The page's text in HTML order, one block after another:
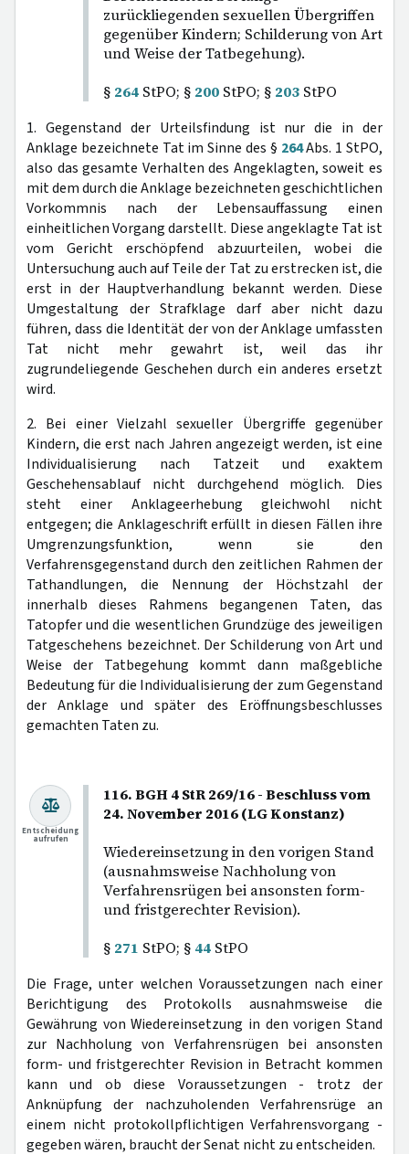
zurückliegenden sexuellen Übergriffen
gegenüber Kindern; Schilderung von Art
und Weise der Tatbegehung).
§ 264 StPO; § 200 StPO; § 203 StPO
1. Gegenstand der Urteilsfindung ist nur die in der
Anklage bezeichnete Tat im Sinne des § 264Abs. 1 StPO,
also das gesamte Verhalten des Angeklagten, soweit es
mit dem durch die Anklage bezeichneten geschichtlichen
Vorkommnis nach der Lebensauffassung einen
einheitlichen Vorgang darstellt. Diese angeklagte Tat ist
vom Gericht erschöpfend abzuurteilen, wobei die
Untersuchung auch auf Teile der Tat zu erstrecken ist, die
erst in der Hauptverhandlung bekannt werden. Diese
Umgestaltung der Strafklage darf aber nicht dazu
führen, dass die Identität der von der Anklage umfassten
Tat nicht mehr gewahrt ist, weil das ihr
zugrundeliegende Geschehen durch ein anderes ersetzt
wird.
2. Bei einer Vielzahl sexueller Übergriffe gegenüber
Kindern, die erst nach Jahren angezeigt werden, ist eine
Individualisierung nach Tatzeit und exaktem
Geschehensablauf nicht durchgehend möglich. Dies
steht einer Anklageerhebung gleichwohl nicht
entgegen; die Anklageschrift erfüllt in diesen Fällen ihre
Umgrenzungsfunktion, wenn sie den
Verfahrensgegenstand durch den zeitlichen Rahmen der
Tathandlungen, die Nennung der Höchstzahl der
innerhalb dieses Rahmens begangenen Taten, das
Tatopfer und die wesentlichen Grundzüge des jeweiligen
Tatgeschehens bezeichnet. Der Schilderung von Art und
Weise der Tatbegehung kommt dann maßgebliche
Bedeutung für die Individualisierung der zum Gegenstand
der Anklage und später des Eröffnungsbeschlusses
gemachten Taten zu.
116. BGH 4 StR 269/16 - Beschluss vom
24. November 2016 (LG Konstanz)
Wiedereinsetzung in den vorigen Stand
(ausnahmsweise Nachholung von
Verfahrensrügen bei ansonsten form-
und fristgerechter Revision).
§ 271 StPO; § 44 StPO
Entscheidung
aufrufen
Die Frage, unter welchen Voraussetzungen nach einer
Berichtigung des Protokolls ausnahmsweise die
Gewährung von Wiedereinsetzung in den vorigen Stand
zur Nachholung von Verfahrensrügen bei ansonsten
form- und fristgerechter Revision in Betracht kommen
kann und ob diese Voraussetzungen - trotz der
Anknüpfung der nachzuholenden Verfahrensrüge an
einem nicht protokollpflichtigen Verfahrensvorgang -
gegeben wären, braucht der Senat nicht zu entscheiden.